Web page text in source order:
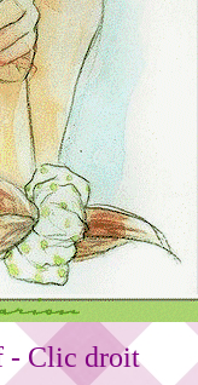
- Clic droit